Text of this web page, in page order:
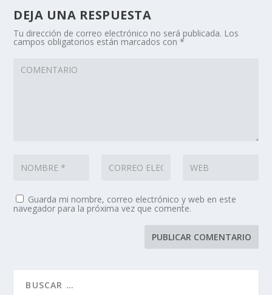
DEJA UNA RESPUESTA
Tu dirección de correo electrónico no será publicada. Los
campos obligatorios están marcados con*
Guarda mi nombre, correo electrónico y web en este
navegador para la próxima vez que comente.